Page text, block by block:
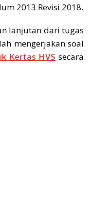
2013 Revisi 2018.
lanjutan dari tugas
mengerjakan soal
Kertas HVS secara